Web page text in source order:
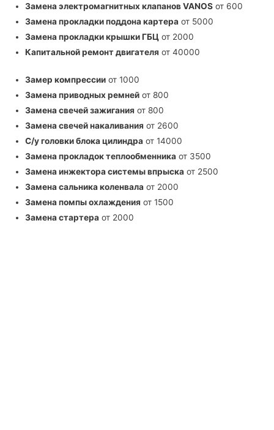
Замена электромагнитных клапанов VANOS от 600
Замена прокладки поддона картера от 5000
Замена прокладки крышки ГБЦ от 2000
Капитальной ремонт двигателя от 40000
Замер компрессии от 1000
Замена приводных ремней от 800
Замена свечей зажигания от 800
Замена свечей накаливания от 2600
С/у головки блока цилиндра от 14000
Замена прокладок теплообменника от 3500
Замена инжектора системы впрыска от 2500
Замена сальника коленвала от 2000
Замена помпы охлаждения от 1500
Замена стартера от 2000